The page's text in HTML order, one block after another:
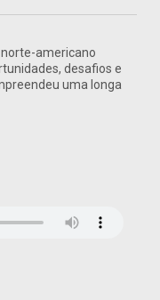
norte-americano
desafios e
uma longa